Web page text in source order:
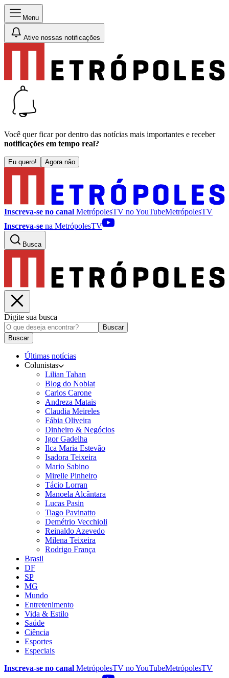
Menu
Ative nossas notificações
Você quer ficar por dentro das notícias mais importantes e receber
notificações em tempo real?
Eu quero! Agora não
Inscreva-se no canal MetrópolesTV noYouTubeMetrópolesTV
Inscreva-se na MetrópolesTV
Busca
Digite sua busca
Buscar
Buscar
Últimas notícias
Colunistas
Lilian Tahan
Blog do Noblat
Carlos Carone
Andreza Matais
Claudia Meireles
Fábia Oliveira
Dinheiro & Negócios
Igor Gadelha
Ilca Maria Estevão
Isadora Teixeira
Mario Sabino
Mirelle Pinheiro
Tácio Lorran
Manoela Alcântara
Lucas Pasin
Tiago Pavinatto
Demétrio Vecchioli
Reinaldo Azevedo
Milena Teixeira
Rodrigo França
Brasil
DF
SP
MG
Mundo
Entretenimento
Vida & Estilo
Saúde
Ciência
Esportes
Especiais
Inscreva-se no canal MetrópolesTV noYouTubeMetrópolesTV